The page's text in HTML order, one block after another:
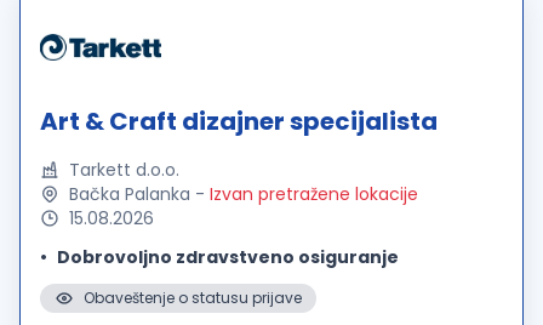
Art & Craft dizajner specijalista
Tarkett d.o.o.
Bačka Palanka - Izvan pretražene lokacije
15.08.2026
Dobrovoljno zdravstveno osiguranje
Obaveštenje o statusu prijave